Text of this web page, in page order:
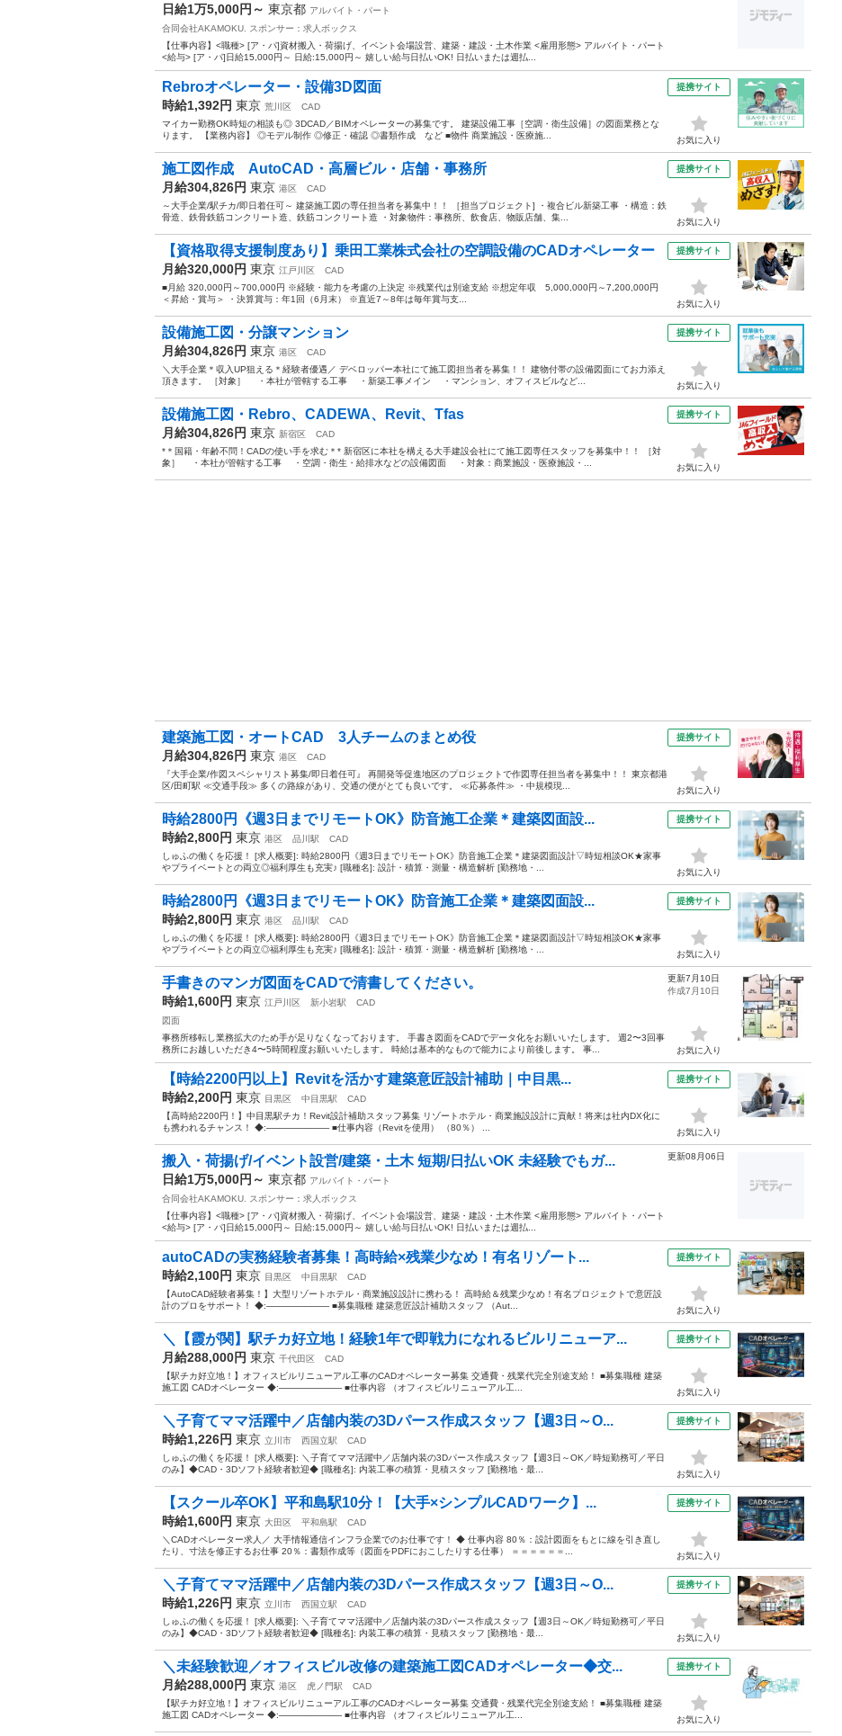
日給1万5,000円～ 東京都 アルバイト・パート
合同会社AKAMOKU. スポンサー：求人ボックス
【仕事内容】<職種> [ア・パ]資材搬入・荷揚げ、イベント会場設営、建築・建設・土木作業 <雇用形態> アルバイト・パート
<給与> [ア・パ]日給15,000円～ 日給:15,000円～ 嬉しい給与日払いOK! 日払いまたは週払...
Rebroオペレーター・設備3D図面
時給1,392円 東京 荒川区
CAD
マイカー勤務OK時短の相談も◎ 3DCAD／BIMオペレーターの募集です。 建築設備工事［空調・衛生設備］の図面業務とな
ります。 【業務内容】 ◎モデル制作 ◎修正・確認 ◎書類作成 など ■物件 商業施設・医療施...
提携サイト
お気に入り
施工図作成 AutoCAD・高層ビル・店舗・事務所
月給304,826円 東京 港区
CAD
～大手企業/駅チカ/即日着任可～ 建築施工図の専任担当者を募集中！！ ［担当プロジェクト] ・複合ビル新築工事 ・構造：鉄
骨造、鉄骨鉄筋コンクリート造、鉄筋コンクリート造 ・対象物件：事務所、飲食店、物販店舗、集...
提携サイト
お気に入り
【資格取得支援制度あり】乗田工業株式会社の空調設備のCADオペレーター
月給320,000円 東京 江戸川区
CAD
■月給 320,000円～700,000円 ※経験・能力を考慮の上決定 ※残業代は別途支給 ※想定年収 5,000,000円～7,200,000円
＜昇給・賞与＞ ・決算賞与：年1回（6月末） ※直近7～8年は毎年賞与支...
提携サイト
お気に入り
設備施工図・分譲マンション
月給304,826円 東京 港区
CAD
＼大手企業＊収入UP狙える＊経験者優遇／ デベロッパー本社にて施工図担当者を募集！！ 建物付帯の設備図面にてお力添え
頂きます。 ［対象］ ・本社が管轄する工事 ・新築工事メイン ・マンション、オフィスビルなど...
提携サイト
お気に入り
設備施工図・Rebro、CADEWA、Revit、Tfas
月給304,826円 東京 新宿区
CAD
*＊国籍・年齢不問！CADの使い手を求む＊* 新宿区に本社を構える大手建設会社にて施工図専任スタッフを募集中！！ ［対
象］ ・本社が管轄する工事 ・空調・衛生・給排水などの設備図面 ・対象：商業施設・医療施設・...
提携サイト
お気に入り
建築施工図・オートCAD 3人チームのまとめ役
月給304,826円 東京 港区
CAD
『大手企業/作図スペシャリスト募集/即日着任可』 再開発等促進地区のプロジェクトで作図専任担当者を募集中！！ 東京都港
区/田町駅 ≪交通手段≫ 多くの路線があり、交通の便がとても良いです。 ≪応募条件≫ ・中規模現...
提携サイト
お気に入り
時給2800円《週3日までリモートOK》防音施工企業＊建築図面設...
時給2,800円 東京 港区 品川駅
CAD
しゅふの働くを応援！ [求人概要]: 時給2800円《週3日までリモートOK》防音施工企業＊建築図面設計▽時短相談OK★家事
やプライベートとの両立◎福利厚生も充実♪ [職種名]: 設計・積算・測量・構造解析 [勤務地・...
提携サイト
お気に入り
時給2800円《週3日までリモートOK》防音施工企業＊建築図面設...
時給2,800円 東京 港区 品川駅
CAD
しゅふの働くを応援！ [求人概要]: 時給2800円《週3日までリモートOK》防音施工企業＊建築図面設計▽時短相談OK★家事
やプライベートとの両立◎福利厚生も充実♪ [職種名]: 設計・積算・測量・構造解析 [勤務地・...
提携サイト
お気に入り
手書きのマンガ図面をCADで清書してください。
時給1,600円 東京 江戸川区 新小岩駅
CAD
図面
事務所移転し業務拡大のため手が足りなくなっております。 手書き図面をCADでデータ化をお願いいたします。 週2〜3回事
務所にお越しいただき4〜5時間程度お願いいたします。 時給は基本的なもので能力により前後します。 事...
更新7月10日
作成7月10日
お気に入り
【時給2200円以上】Revitを活かす建築意匠設計補助｜中目黒...
時給2,200円 東京 目黒区 中目黒駅
CAD
【高時給2200円！】中目黒駅チカ！Revit設計補助スタッフ募集 リゾートホテル・商業施設設計に貢献！将来は社内DX化に
も携われるチャンス！ ◆:────────── ■仕事内容（Revitを使用） （80％） ...
提携サイト
お気に入り
搬入・荷揚げ/イベント設営/建築・土木 短期/日払いOK 未経験でもガ...
日給1万5,000円～ 東京都 アルバイト・パート
合同会社AKAMOKU. スポンサー：求人ボックス
【仕事内容】<職種> [ア・パ]資材搬入・荷揚げ、イベント会場設営、建築・建設・土木作業 <雇用形態> アルバイト・パート
<給与> [ア・パ]日給15,000円～ 日給:15,000円～ 嬉しい給与日払いOK! 日払いまたは週払...
更新08月06日
autoCADの実務経験者募集！高時給×残業少なめ！有名リゾート...
時給2,100円 東京 目黒区 中目黒駅
CAD
【AutoCAD経験者募集！】大型リゾートホテル・商業施設設計に携わる！ 高時給＆残業少なめ！有名プロジェクトで意匠設
計のプロをサポート！ ◆:────────── ■募集職種 建築意匠設計補助スタッフ （Aut...
提携サイト
お気に入り
＼【霞が関】駅チカ好立地！経験1年で即戦力になれるビルリニューア...
月給288,000円 東京 千代田区
CAD
【駅チカ好立地！】オフィスビルリニューアル工事のCADオペレーター募集 交通費・残業代完全別途支給！ ■募集職種 建築
施工図 CADオペレーター ◆:────────── ■仕事内容 （オフィスビルリニューアル工...
提携サイト
お気に入り
＼子育てママ活躍中／店舗内装の3Dパース作成スタッフ【週3日～O...
時給1,226円 東京 立川市 西国立駅
CAD
しゅふの働くを応援！ [求人概要]: ＼子育てママ活躍中／店舗内装の3Dパース作成スタッフ【週3日～OK／時短勤務可／平日
のみ】◆CAD・3Dソフト経験者歓迎◆ [職種名]: 内装工事の積算・見積スタッフ [勤務地・最...
提携サイト
お気に入り
【スクール卒OK】平和島駅10分！【大手×シンプルCADワーク】...
時給1,600円 東京 大田区 平和島駅
CAD
＼CADオペレーター求人／ 大手情報通信インフラ企業でのお仕事です！ ◆ 仕事内容 80％：設計図面をもとに線を引き直し
たり、寸法を修正するお仕事 20％：書類作成等（図面をPDFにおこしたりする仕事） ＝＝＝＝＝＝...
提携サイト
お気に入り
＼子育てママ活躍中／店舗内装の3Dパース作成スタッフ【週3日～O...
時給1,226円 東京 立川市 西国立駅
CAD
しゅふの働くを応援！ [求人概要]: ＼子育てママ活躍中／店舗内装の3Dパース作成スタッフ【週3日～OK／時短勤務可／平日
のみ】◆CAD・3Dソフト経験者歓迎◆ [職種名]: 内装工事の積算・見積スタッフ [勤務地・最...
提携サイト
お気に入り
＼未経験歓迎／オフィスビル改修の建築施工図CADオペレーター◆交...
月給288,000円 東京 港区 虎ノ門駅
CAD
【駅チカ好立地！】オフィスビルリニューアル工事のCADオペレーター募集 交通費・残業代完全別途支給！ ■募集職種 建築
施工図 CADオペレーター ◆:────────── ■仕事内容 （オフィスビルリニューアル工...
提携サイト
お気に入り